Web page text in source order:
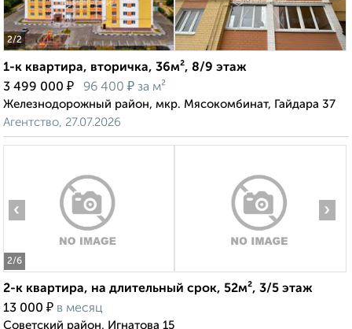
2/2
1-к квартира, вторичка, 36м², 8/9 этаж
3 499 000 ₽ 96 400 ₽ за м²
Железнодорожный район, мкр. Мясокомбинат, Гайдара 37
Агентство, 27.07.2026
2/6
‹ ›
2-к квартира, на длительный срок, 52м², 3/5 этаж
13 000 ₽ в месяц
Советский район, Игнатова 15